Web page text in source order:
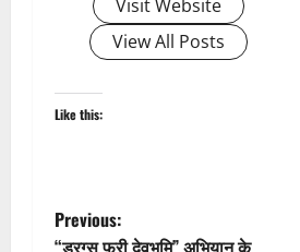
Visit Website
View All Posts
Like this:
P
Previous:
“ड्रग्स फ्री देवभूमि” अभियान के